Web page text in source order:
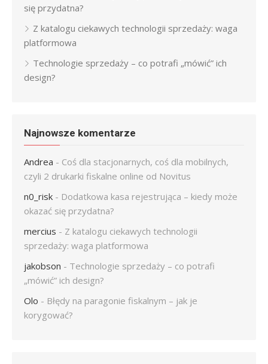
się przydatna?
Z katalogu ciekawych technologii sprzedaży: waga
platformowa
Technologie sprzedaży – co potrafi „mówić” ich
design?
Najnowsze komentarze
Andrea - Coś dla stacjonarnych, coś dla mobilnych,
czyli 2 drukarki fiskalne online od Novitus
n0_risk - Dodatkowa kasa rejestrująca – kiedy może
okazać się przydatna?
mercius - Z katalogu ciekawych technologii
sprzedaży: waga platformowa
jakobson - Technologie sprzedaży – co potrafi
„mówić” ich design?
Olo - Błędy na paragonie fiskalnym – jak je
korygować?